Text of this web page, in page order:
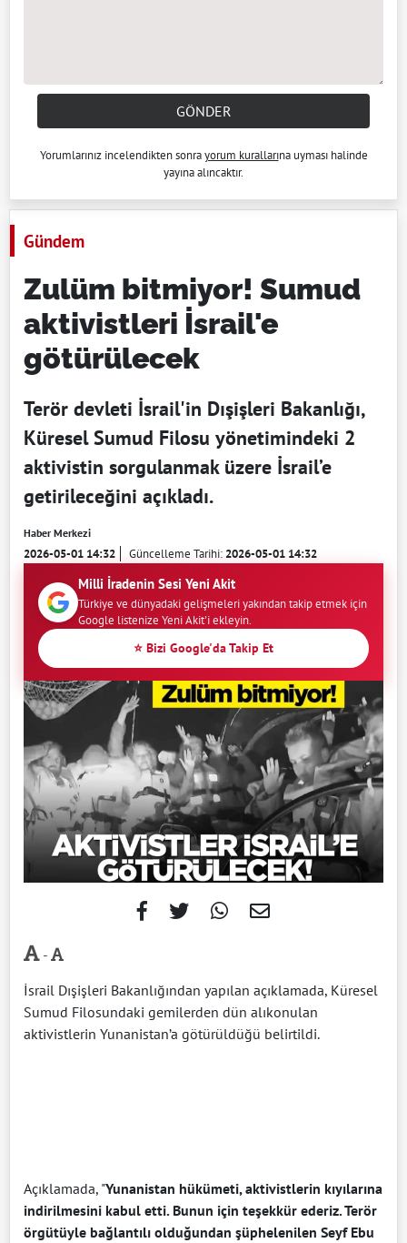
GÖNDER
Yorumlarınız incelendikten sonrayorum kurallarına uyması halinde
yayına alıncaktır.
Gündem
Zulüm bitmiyor! Sumud
aktivistleri İsrail'e
götürülecek
Terör devleti İsrail'in Dışişleri Bakanlığı,
Küresel Sumud Filosu yönetimindeki 2
aktivistin sorgulanmak üzere İsrail’e
getirileceğini açıkladı.
Haber Merkezi
2026-05-01 14:32 Güncelleme Tarihi:2026-05-01 14:32
Milli İradenin Sesi Yeni Akit
Türkiye ve dünyadaki gelişmeleri yakından takip etmek için
Google listenize Yeni Akit'i ekleyin.
⭐ Bizi Google'da Takip Et
-
İsrail Dışişleri Bakanlığından yapılan açıklamada, Küresel
Sumud Filosundaki gemilerden dün alıkonulan
aktivistlerin Yunanistan’a götürüldüğü belirtildi.
Açıklamada, "Yunanistan hükümeti, aktivistlerin kıyılarına
indirilmesini kabul etti. Bunun için teşekkür ederiz. Terör
örgütüyle bağlantılı olduğundan şüphelenilen Seyf Ebu